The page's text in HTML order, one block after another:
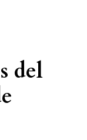
del